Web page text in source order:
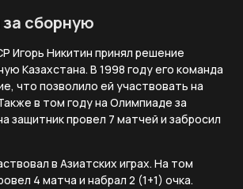
сборную
Игорь Никитин принял решение
Казахстана. В 1998 году его команда
что позволило ей участвовать на
в том году на Олимпиаде за
защитник провел 7 матчей и забросил
в Азиатских играх. На том
4 матча и набрал 2 (1+1) очка.